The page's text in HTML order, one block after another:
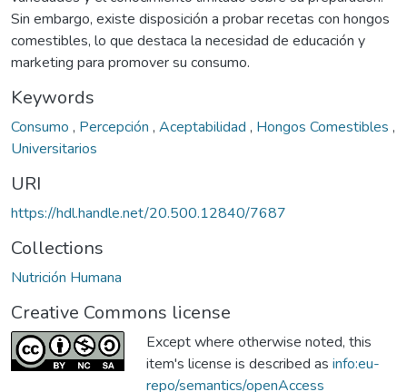
Sin embargo, existe disposición a probar recetas con hongos
comestibles, lo que destaca la necesidad de educación y
marketing para promover su consumo.
Keywords
Consumo , Percepción , Aceptabilidad , Hongos Comestibles ,
Universitarios
URI
https://hdl.handle.net/20.500.12840/7687
Collections
Nutrición Humana
Creative Commons license
Except where otherwise noted, this
item's license is described as info:eu-
repo/semantics/openAccess